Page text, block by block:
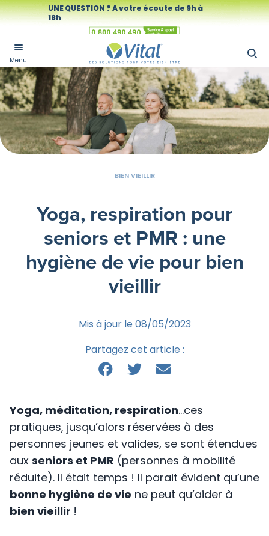
UNE QUESTION ? A votre écoute de 9h à
18h
Numéro vert
Menu
BIEN VIEILLIR
Yoga, respiration pour
seniors et PMR : une
hygiène de vie pour bien
vieillir
Mis à jour le 08/05/2023
Partagez cet article :
Yoga, méditation, respiration…ces
pratiques, jusqu’alors réservées à des
personnes jeunes et valides, se sont étendues
aux seniors et PMR (personnes à mobilité
réduite). Il était temps ! Il parait évident qu’une
bonne hygiène de vie ne peut qu’aider à
bien vieillir !